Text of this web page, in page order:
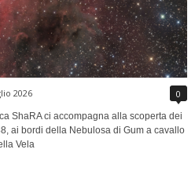
2026 0
ShaRA ci accompagna alla scoperta dei
ai bordi della Nebulosa di Gum a cavallo
Vela